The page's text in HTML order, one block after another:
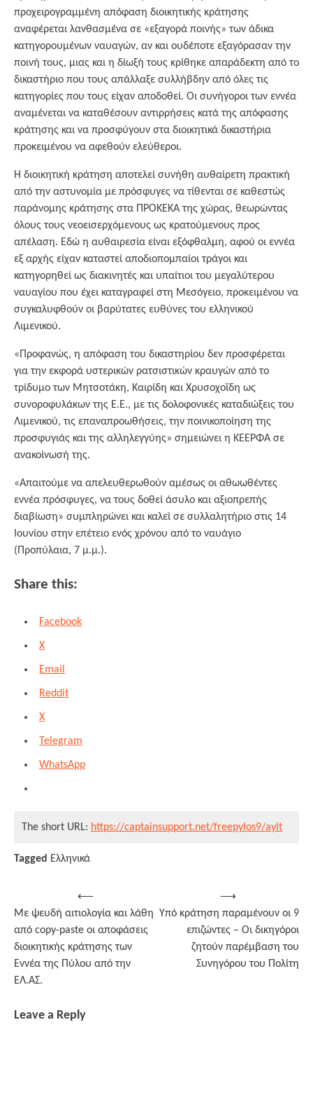
προχειρογραμμένη απόφαση διοικητικής κράτησης
αναφέρεται λανθασμένα σε «εξαγορά ποινής» των άδικα
κατηγορουμένων ναυαγών, αν και ουδέποτε εξαγόρασαν την
ποινή τους, μιας και η δίωξή τους κρίθηκε απαράδεκτη από το
δικαστήριο που τους απάλλαξε συλλήβδην από όλες τις
κατηγορίες που τους είχαν αποδοθεί. Οι συνήγοροι των εννέα
αναμένεται να καταθέσουν αντιρρήσεις κατά της απόφασης
κράτησης και να προσφύγουν στα διοικητικά δικαστήρια
προκειμένου να αφεθούν ελεύθεροι.
Η διοικητική κράτηση αποτελεί συνήθη αυθαίρετη πρακτική
από την αστυνομία με πρόσφυγες να τίθενται σε καθεστώς
παράνομης κράτησης στα ΠΡΟΚΕΚΑ της χώρας, θεωρώντας
όλους τους νεοεισερχόμενους ως κρατούμενους προς
απέλαση. Εδώ η αυθαιρεσία είναι εξόφθαλμη, αφού οι εννέα
εξ αρχής είχαν καταστεί αποδιοπομπαίοι τράγοι και
κατηγορηθεί ως διακινητές και υπαίτιοι του μεγαλύτερου
ναυαγίου που έχει καταγραφεί στη Μεσόγειο, προκειμένου να
συγκαλυφθούν οι βαρύτατες ευθύνες του ελληνικού
Λιμενικού.
«Προφανώς, η απόφαση του δικαστηρίου δεν προσφέρεται
για την εκφορά υστερικών ρατσιστικών κραυγών από το
τρίδυμο των Μητσοτάκη, Καιρίδη και Χρυσοχοΐδη ως
συνοροφυλάκων της Ε.Ε., με τις δολοφονικές καταδιώξεις του
Λιμενικού, τις επαναπροωθήσεις, την ποινικοποίηση της
προσφυγιάς και της αλληλεγγύης» σημειώνει η ΚΕΕΡΦΑ σε
ανακοίνωσή της.
«Απαιτούμε να απελευθερωθούν αμέσως οι αθωωθέντες
εννέα πρόσφυγες, να τους δοθεί άσυλο και αξιοπρεπής
διαβίωση» συμπληρώνει και καλεί σε συλλαλητήριο στις 14
Ιουνίου στην επέτειο ενός χρόνου από το ναυάγιο
(Προπύλαια, 7 μ.μ.).
Share this:
Facebook
X
Email
Reddit
X
Telegram
WhatsApp
The short URL: https://captainsupport.net/freepylos9/aylt
Tagged Ελληνικά
navigation
⟵
Με ψευδή αιτιολογία και λάθη
από copy-paste οι αποφάσεις
διοικητικής κράτησης των
Εννέα της Πύλου από την
ΕΛ.ΑΣ.
Υπό κράτηση παραμένουν οι 9
επιζώντες – Οι δικηγόροι
ζητούν παρέμβαση του
Συνηγόρου του Πολίτη
⟶
Leave a Reply